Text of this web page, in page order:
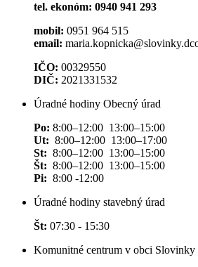
tel. ekonóm: 0940 941 293
mobil: 0951 964 515
email:
IČO: 00329550
DIČ: 2021331532
Úradné hodiny Obecný úrad
Po: 8:00–12:00 13:00–15:00
Ut: 8:00–12:00 13:00–17:00
St: 8:00–12:00 13:00–15:00
Št: 8:00–12:00 13:00–15:00
Pi: 8:00 -12:00
Úradné hodiny stavebný úrad
Št: 07:30 - 15:30
Komunitné centrum v obci Slovinky